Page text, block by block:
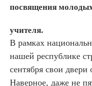
посвящения
учителя.
В рамках
нашей республике
сентября свои
Наверное, даже не